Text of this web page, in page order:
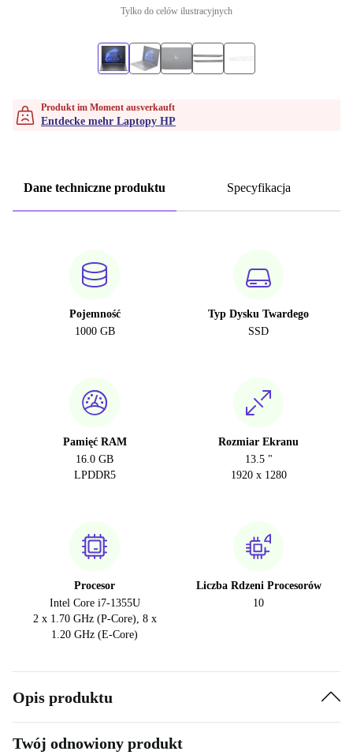
Tylko do celów ilustracyjnych
Produkt im Moment ausverkauft
Entdecke mehr Laptopy HP
Dane techniczne produktu Specyfikacja
Pojemność
1000 GB
Typ Dysku Twardego
SSD
Pamięć RAM
16.0 GB
LPDDR5
Rozmiar Ekranu
13.5 "
1920 x 1280
Procesor
Intel Core i7-1355U
2 x 1.70 GHz (P-Core), 8 x
1.20 GHz (E-Core)
Liczba Rdzeni Procesorów
10
Opis produktu
Twój odnowiony produkt